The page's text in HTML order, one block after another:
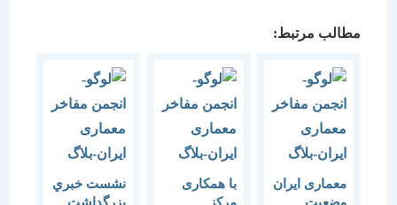
مطالب مرتبط:
معماری ایران
با همکاری
نشست خبري